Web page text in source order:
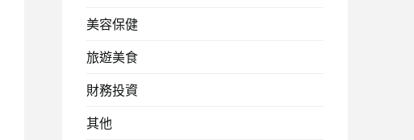
美容保健
旅遊美食
財務投資
其他